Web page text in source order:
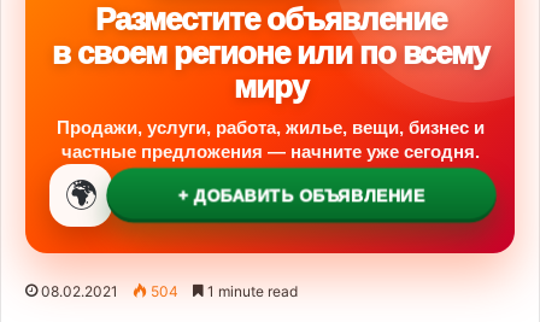
Разместите объявление
в своем регионе или по всему
миру
Продажи, услуги, работа, жилье, вещи, бизнес и
частные предложения — начните уже сегодня.
🌍 + ДОБАВИТЬ ОБЪЯВЛЕНИЕ
08.02.2021 504 1 minute read